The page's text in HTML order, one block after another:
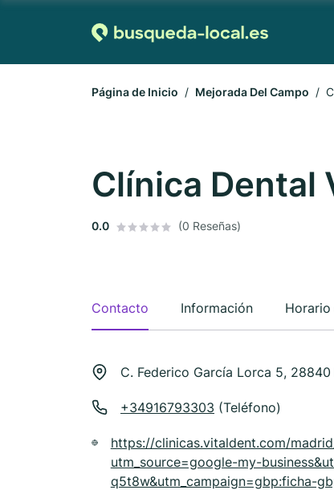
Página de Inicio Mejorada Del Campo
Clínica Dental
0.0 (0 Reseñas)
Contacto Información
C. Federico García Lorca 5,
+34916793303 (Teléfono)
https://clinicas.vitaldent.com/
utm_source=google-my-
q5t8w&utm_campaign=gbp:ficha-